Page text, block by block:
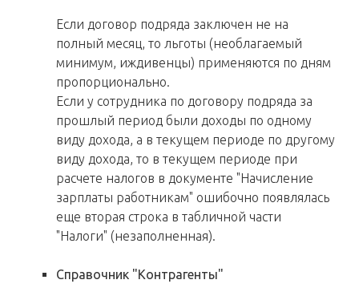
Если договор подряда заключен не на
полный месяц, то льготы (необлагаемый
минимум, иждивенцы) применяются по дням
пропорционально.
Если у сотрудника по договору подряда за
прошлый период были доходы по одному
виду дохода, а в текущем периоде по другому
виду дохода, то в текущем периоде при
расчете налогов в документе "Начисление
зарплаты работникам" ошибочно появлялась
еще вторая строка в табличной части
"Налоги" (незаполненная).
Справочник "Контрагенты"